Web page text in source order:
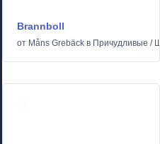
Brannboll
от Måns Grebäck в Причудливые /